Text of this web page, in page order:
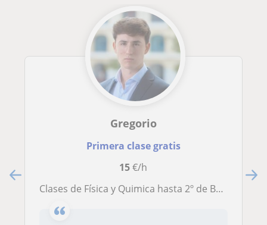
Gregorio
Primera clase gratis
15€/h
Clases de Física y Quimica hasta 2º de Bachillerato